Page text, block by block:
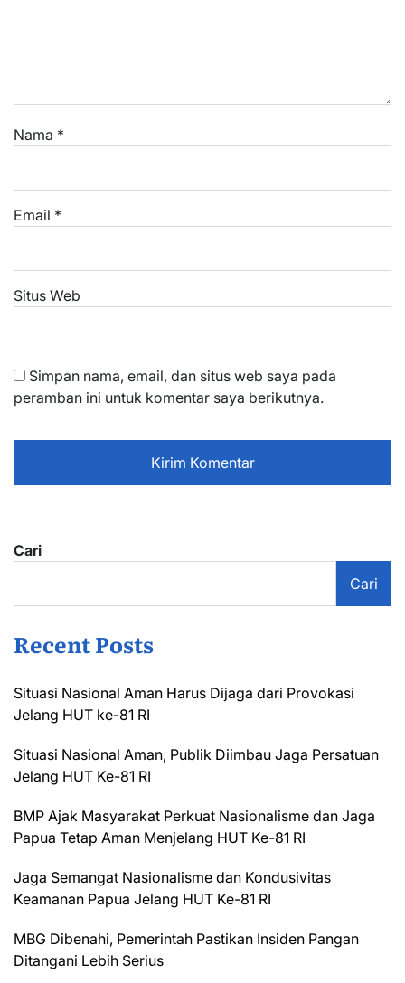
Nama *
Email *
Situs Web
Simpan nama, email, dan situs web saya pada
peramban ini untuk komentar saya berikutnya.
Cari
Cari
Recent Posts
Situasi Nasional Aman Harus Dijaga dari Provokasi
Jelang HUT ke-81 RI
Situasi Nasional Aman, Publik Diimbau Jaga Persatuan
Jelang HUT Ke-81 RI
BMP Ajak Masyarakat Perkuat Nasionalisme dan Jaga
Papua Tetap Aman Menjelang HUT Ke-81 RI
Jaga Semangat Nasionalisme dan Kondusivitas
Keamanan Papua Jelang HUT Ke-81 RI
MBG Dibenahi, Pemerintah Pastikan Insiden Pangan
Ditangani Lebih Serius